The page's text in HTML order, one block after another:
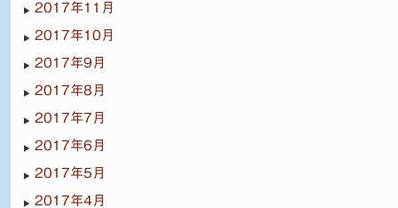
2017年11月
2017年10月
2017年9月
2017年8月
2017年7月
2017年6月
2017年5月
2017年4月